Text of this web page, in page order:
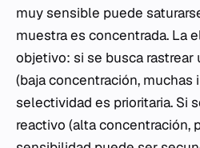
muy sensible puede
muestra es concentrada. La
objetivo: si se busca rastrear
(baja concentración, muchas
selectividad es prioritaria. Si
reactivo (alta concentración,